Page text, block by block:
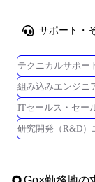
サポート・
テクニカルサポー
組み込みエンジニ
ITセールス・セー
研究開発（R&D）